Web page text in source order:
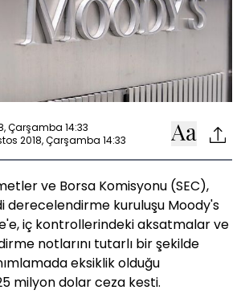
Çarşamba 14:33
2018, Çarşamba 14:33
ve Borsa Komisyonu (SEC),
derecelendirme kuruluşu Moody's
iç kontrollerindeki aksatmalar ve
notlarını tutarlı bir şekilde
eksiklik olduğu
milyon dolar ceza kesti.